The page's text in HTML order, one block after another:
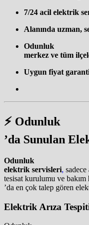
7/24 acil elektrik
Alanında uzman,
Odunluk
merkez ve tüm
Uygun fiyat
⚡ Odunluk
’da Sunulan
Odunluk
elektrik servisleri, sadece
tesisat kurulumu ve
’da en çok talep gören
Elektrik Arıza